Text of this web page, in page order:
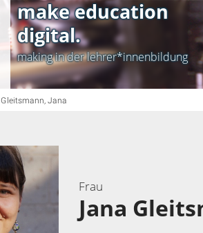
make education
digital.
making in der lehrer*innenbildung
Gleitsmann, Jana
Jana
Frau